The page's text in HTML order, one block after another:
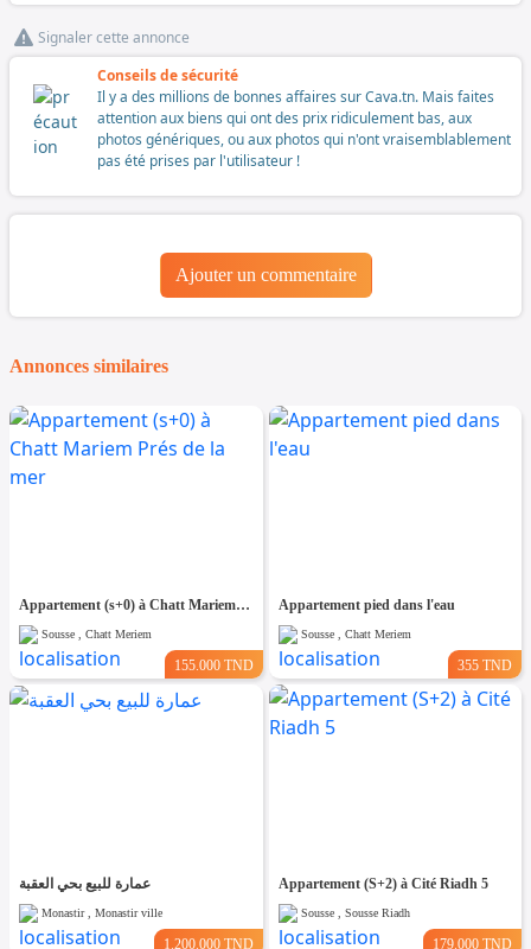
Signaler cette annonce
Conseils de sécurité
Il y a des millions de bonnes affaires sur Cava.tn. Mais faites
attention aux biens qui ont des prix ridiculement bas, aux
photos génériques, ou aux photos qui n'ont vraisemblablement
pas été prises par l'utilisateur !
Ajouter un commentaire
Annonces similaires
Appartement (s+0) à Chatt Mariem Prés de la mer
Sousse , Chatt Meriem
155.000 TND
Appartement pied dans l'eau
Sousse , Chatt Meriem
355 TND
عمارة للبيع بحي العقبة
Monastir , Monastir ville
1.200.000 TND
Appartement (S+2) à Cité Riadh 5
Sousse , Sousse Riadh
179.000 TND